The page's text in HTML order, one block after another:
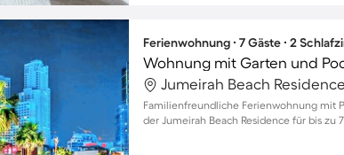
Ferienwohnung ∙ 7 Gäste ∙ 2
Wohnung mit Garten und
Familienfreundliche Ferienwohnung mit
der Jumeirah Beach Residence für bis zu